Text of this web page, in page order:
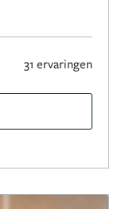
31 ervaringen